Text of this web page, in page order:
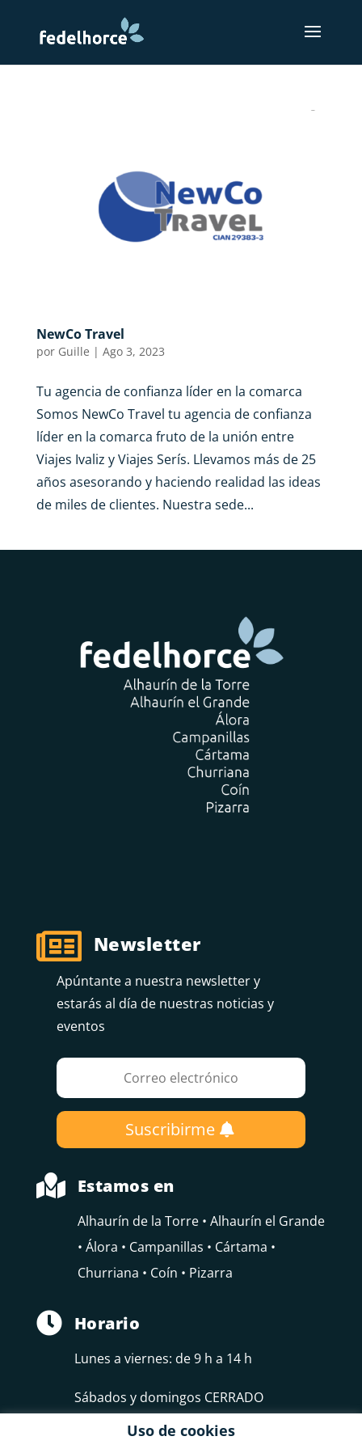
NewCo Travel
por Guille | Ago 3, 2023
Tu agencia de confianza líder en la comarca
Somos NewCo Travel tu agencia de confianza
líder en la comarca fruto de la unión entre
Viajes Ivaliz y Viajes Serís. Llevamos más de 25
años asesorando y haciendo realidad las ideas
de miles de clientes. Nuestra sede...
 Newsletter
Apúntante a nuestra newsletter y
estarás al día de nuestras noticias y
eventos
Suscribirme
 Estamos en
Alhaurín de la Torre • Alhaurín el Grande
• Álora • Campanillas • Cártama •
Churriana • Coín • Pizarra
 Horario
Lunes a viernes: de 9 h a 14 h
Sábados y domingos CERRADO
Uso de cookies